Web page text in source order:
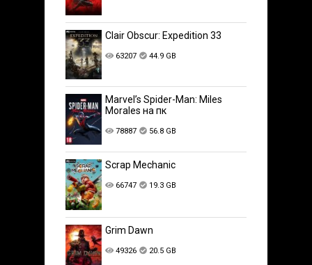
Clair Obscur: Expedition 33
63207 44.9 GB
Marvel’s Spider-Man: Miles
Morales на пк
78887 56.8 GB
Scrap Mechanic
66747 19.3 GB
Grim Dawn
49326 20.5 GB